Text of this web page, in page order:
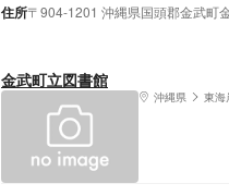
住所〒904-1201 沖縄県国頭郡金武町
金武町立図書館
沖縄県 東海